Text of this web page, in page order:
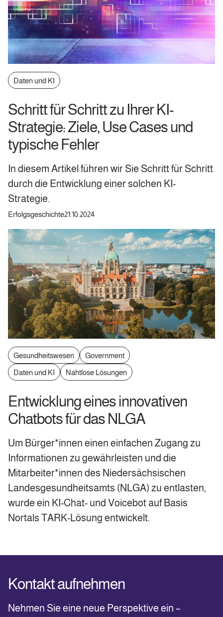
Daten und KI
Schritt für Schritt zu Ihrer KI-
Strategie: Ziele, Use Cases und
typische Fehler
In diesem Artikel führen wir Sie Schritt für Schritt
durch die Entwicklung einer solchen KI-
Strategie.
Erfolgsgeschichte21.10.2024
Gesundheitswesen
Government
Daten und KI
Nahtlose Lösungen
Entwicklung eines innovativen
Chatbots für das NLGA
Um Bürger*innen einen einfachen Zugang zu
Informationen zu gewährleisten und die
Mitarbeiter*innen des Niedersächsischen
Landesgesundheitsamts (NLGA) zu entlasten,
wurde ein KI-Chat- und Voicebot auf Basis
Nortals TARK-Lösung entwickelt.
Kontakt aufnehmen
Nehmen Sie eine neue Perspektive ein –